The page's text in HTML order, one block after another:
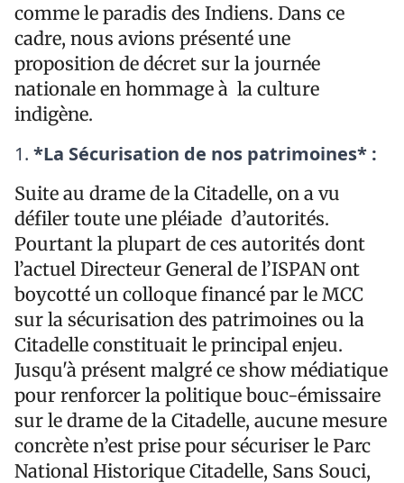
comme le paradis des Indiens. Dans ce
cadre, nous avions présenté une
proposition de décret sur la journée
nationale en hommage à la culture
indigène.
*La Sécurisation de nos patrimoines* :
Suite au drame de la Citadelle, on a vu
défiler toute une pléiade d’autorités.
Pourtant la plupart de ces autorités dont
l’actuel Directeur General de l’ISPAN ont
boycotté un colloque financé par le MCC
sur la sécurisation des patrimoines ou la
Citadelle constituait le principal enjeu.
Jusqu'à présent malgré ce show médiatique
pour renforcer la politique bouc-émissaire
sur le drame de la Citadelle, aucune mesure
concrète n’est prise pour sécuriser le Parc
National Historique Citadelle, Sans Souci,